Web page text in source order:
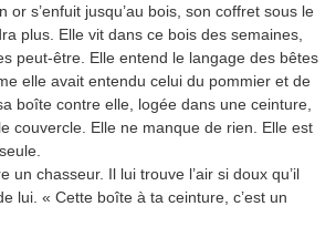
or s’enfuit jusqu’au bois, son coffret sous le
plus. Elle vit dans ce bois des semaines,
peut-être. Elle entend le langage des bêtes
elle avait entendu celui du pommier et de
boîte contre elle, logée dans une ceinture,
couvercle. Elle ne manque de rien. Elle est
un chasseur. Il lui trouve l’air si doux qu’il
lui. « Cette boîte à ta ceinture, c’est un